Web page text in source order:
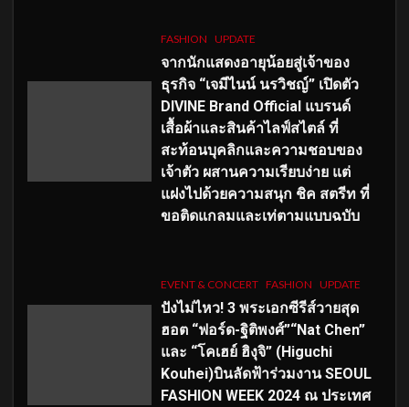
FASHION UPDATE
จากนักแสดงอายุน้อยสู่เจ้าของ
ธุรกิจ “เจมีไนน์ นรวิชญ์” เปิดตัว
DIVINE Brand Official แบรนด์
เสื้อผ้าและสินค้าไลฟ์สไตล์ ที่
สะท้อนบุคลิกและความชอบของ
เจ้าตัว ผสานความเรียบง่าย แต่
แฝงไปด้วยความสนุก ชิค สตรีท ที่
ขอติดแกลมและเท่ตามแบบฉบับ
EVENT & CONCERT FASHION UPDATE
ปังไม่ไหว! 3 พระเอกซีรีส์วายสุด
ฮอต “ฟอร์ด-ฐิติพงศ์”“Nat Chen”
และ “โคเฮย์ ฮิงุจิ” (Higuchi
Kouhei)บินลัดฟ้าร่วมงาน SEOUL
FASHION WEEK 2024 ณ ประเทศ